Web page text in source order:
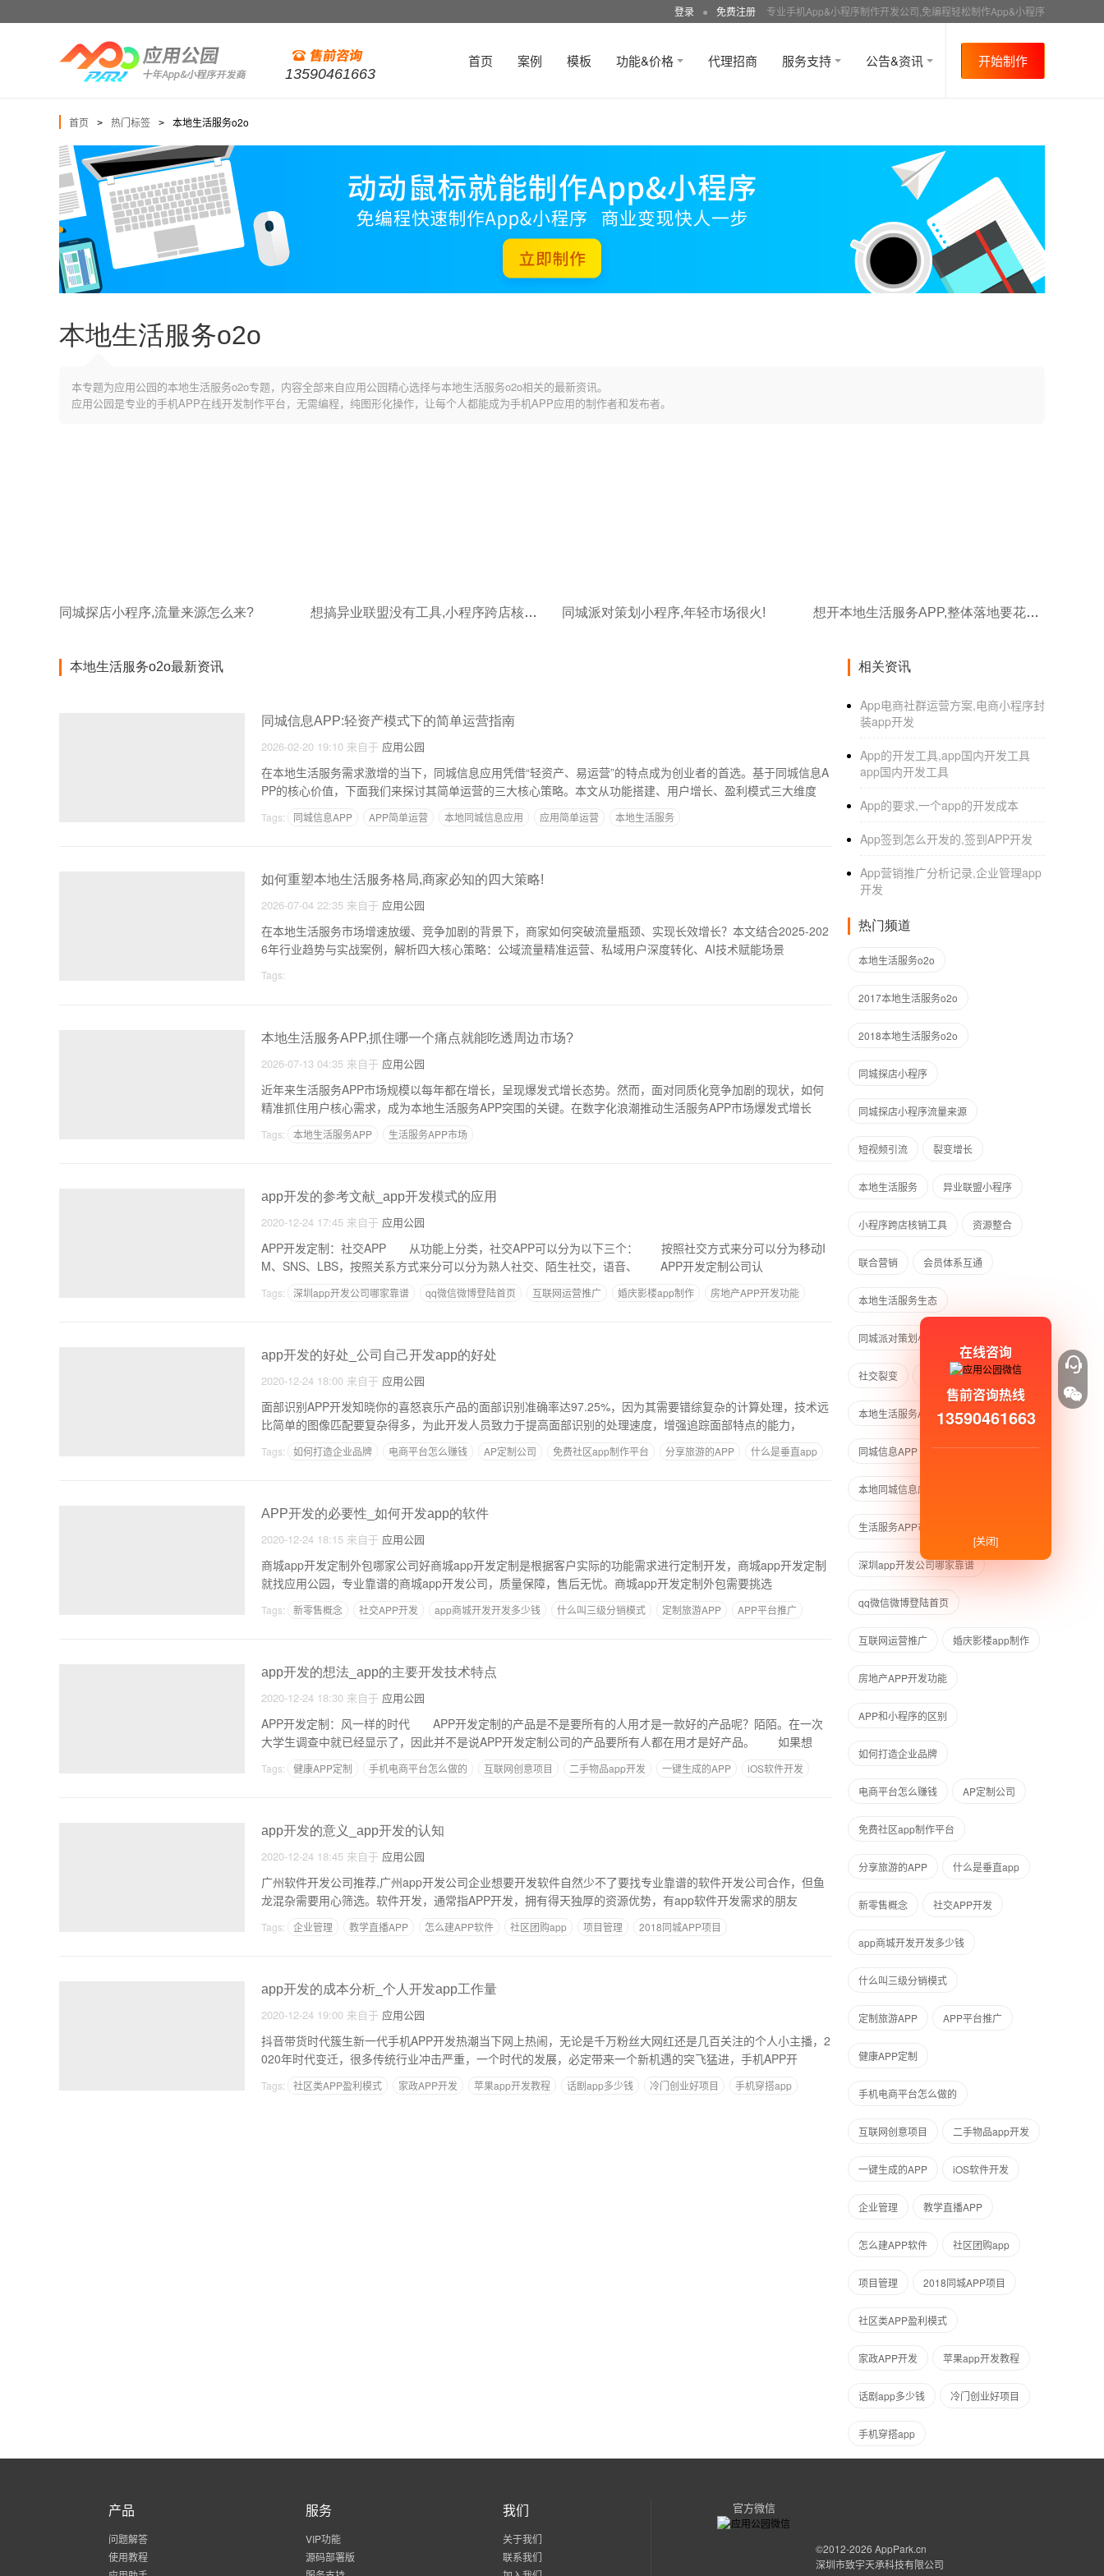
登录 ● 免费注册 专业手机App&小程序制作开发公司,免编程轻松制作App&小程序
13590461663
首页 案例 模板 功能&价格 代理招商 服务支持 公告&资讯 开始制作
首页 > 热门标签 > 本地生活服务o2o
本地生活服务o2o
本专题为应用公园的本地生活服务o2o专题，内容全部来自应用公园精心选择与本地生活服务o2o相关的最新资讯。
应用公园是专业的手机APP在线开发制作平台，无需编程，纯图形化操作，让每个人都能成为手机APP应用的制作者和发布者。
同城探店小程序,流量来源怎么来? 想搞异业联盟没有工具,小程序跨店核销帮你实现! 同城派对策划小程序,年轻市场很火! 想开本地生活服务APP,整体落地要花多少钱?
本地生活服务o2o最新资讯
同城信息APP:轻资产模式下的简单运营指南
2026-02-20 19:10 来自于 应用公园
在本地生活服务需求激增的当下，同城信息应用凭借“轻资产、易运营”的特点成为创业者的首选。基于同城信息A
PP的核心价值，下面我们来探讨其简单运营的三大核心策略。本文从功能搭建、用户增长、盈利模式三大维度
Tags: 同城信息APP APP简单运营 本地同城信息应用 应用简单运营 本地生活服务
如何重塑本地生活服务格局,商家必知的四大策略!
2026-07-04 22:35 来自于 应用公园
在本地生活服务市场增速放缓、竞争加剧的背景下，商家如何突破流量瓶颈、实现长效增长？本文结合2025-202
6年行业趋势与实战案例，解析四大核心策略：公域流量精准运营、私域用户深度转化、AI技术赋能场景
Tags:
本地生活服务APP,抓住哪一个痛点就能吃透周边市场?
2026-07-13 04:35 来自于 应用公园
近年来生活服务APP市场规模以每年都在增长，呈现爆发式增长态势。然而，面对同质化竞争加剧的现状，如何
精准抓住用户核心需求，成为本地生活服务APP突围的关键。在数字化浪潮推动生活服务APP市场爆发式增长
Tags: 本地生活服务APP 生活服务APP市场
app开发的参考文献_app开发模式的应用
2020-12-24 17:45 来自于 应用公园
APP开发定制：社交APP 从功能上分类，社交APP可以分为以下三个： 按照社交方式来分可以分为移动I
M、SNS、LBS，按照关系方式来分可以分为熟人社交、陌生社交，语音、 APP开发定制公司认
Tags: 深圳app开发公司哪家靠谱 qq微信微博登陆首页 互联网运营推广 婚庆影楼app制作
房地产APP开发功能
app开发的好处_公司自己开发app的好处
2020-12-24 18:00 来自于 应用公园
面部识别APP开发知晓你的喜怒哀乐产品的面部识别准确率达97.25%，因为其需要错综复杂的计算处理，技术远
比简单的图像匹配要复杂得多，为此开发人员致力于提高面部识别的处理速度，增强追踪面部特点的能力，
Tags: 如何打造企业品牌 电商平台怎么赚钱 AP定制公司 免费社区app制作平台 分享旅游的APP 什么是垂直app
APP开发的必要性_如何开发app的软件
2020-12-24 18:15 来自于 应用公园
商城app开发定制外包哪家公司好商城app开发定制是根据客户实际的功能需求进行定制开发，商城app开发定制
就找应用公园，专业靠谱的商城app开发公司，质量保障，售后无忧。商城app开发定制外包需要挑选
Tags: 新零售概念 社交APP开发 app商城开发开发多少钱 什么叫三级分销模式 定制旅游APP APP平台推广
app开发的想法_app的主要开发技术特点
2020-12-24 18:30 来自于 应用公园
APP开发定制：风一样的时代 APP开发定制的产品是不是要所有的人用才是一款好的产品呢？陌陌。在一次
大学生调查中就已经显示了，因此并不是说APP开发定制公司的产品要所有人都在用才是好产品。 如果想
Tags: 健康APP定制 手机电商平台怎么做的 互联网创意项目 二手物品app开发 一键生成的APP iOS软件开发
app开发的意义_app开发的认知
2020-12-24 18:45 来自于 应用公园
广州软件开发公司推荐,广州app开发公司企业想要开发软件自然少不了要找专业靠谱的软件开发公司合作，但鱼
龙混杂需要用心筛选。软件开发，通常指APP开发，拥有得天独厚的资源优势，有app软件开发需求的朋友
Tags: 企业管理 教学直播APP 怎么建APP软件 社区团购app 项目管理 2018同城APP项目
app开发的成本分析_个人开发app工作量
2020-12-24 19:00 来自于 应用公园
抖音带货时代簇生新一代手机APP开发热潮当下网上热闹，无论是千万粉丝大网红还是几百关注的个人小主播，2
020年时代变迁，很多传统行业冲击严重，一个时代的发展，必定带来一个新机遇的突飞猛进，手机APP开
Tags: 社区类APP盈利模式 家政APP开发 苹果app开发教程 话剧app多少钱 冷门创业好项目 手机穿搭app
相关资讯
App电商社群运营方案,电商小程序封
装app开发
App的开发工具,app国内开发工具
app国内开发工具
App的要求,一个app的开发成本
App签到怎么开发的,签到APP开发
App营销推广分析记录,企业管理app
开发
热门频道
本地生活服务o2o
2017本地生活服务o2o
2018本地生活服务o2o
同城探店小程序
同城探店小程序流量来源
短视频引流 裂变增长
本地生活服务 异业联盟小程序
小程序跨店核销工具 资源整合
联合营销 会员体系互通
本地生活服务生态
同城派对策划小程序
社交裂变 本地生活服务APP
本地生活服务APP开发要多少钱
同城信息APP APP简单运营
本地同城信息应用
生活服务APP市场
深圳app开发公司哪家靠谱
qq微信微博登陆首页
互联网运营推广 婚庆影楼app制作
房地产APP开发功能
APP和小程序的区别
如何打造企业品牌
电商平台怎么赚钱 AP定制公司
免费社区app制作平台
分享旅游的APP 什么是垂直app
新零售概念 社交APP开发
app商城开发开发多少钱
什么叫三级分销模式
定制旅游APP APP平台推广
健康APP定制
手机电商平台怎么做的
互联网创意项目 二手物品app开发
一键生成的APP iOS软件开发
企业管理 教学直播APP
怎么建APP软件 社区团购app
项目管理 2018同城APP项目
社区类APP盈利模式
家政APP开发 苹果app开发教程
话剧app多少钱 冷门创业好项目
手机穿搭app
产品
问题解答
使用教程
服务
VIP功能
源码部署版
我们
关于我们
联系我们
官方微信
©2012-2026 AppPark.cn
深圳市致宇天承科技有限公司
在线咨询
售前咨询热线
13590461663
[关闭]